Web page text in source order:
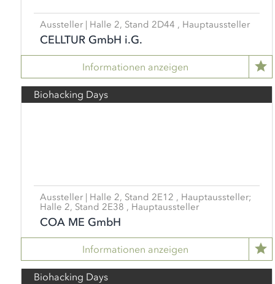
Aussteller | Halle 2, Stand 2D44 , Hauptaussteller
CELLTUR GmbH i.G.
Informationen anzeigen
Biohacking Days
Aussteller | Halle 2, Stand 2E12 , Hauptaussteller;
Halle 2, Stand 2E38 , Hauptaussteller
COA ME GmbH
Informationen anzeigen
Biohacking Days